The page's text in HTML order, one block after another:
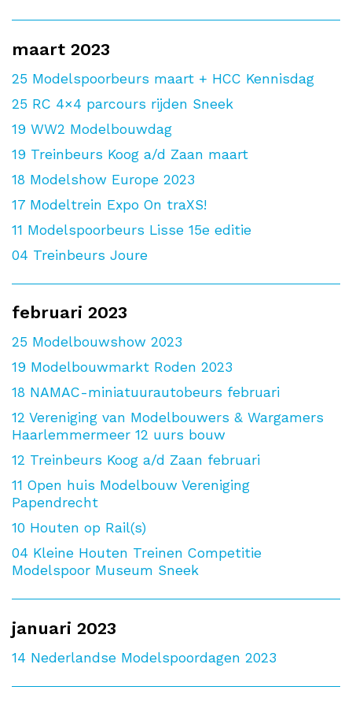
maart 2023
25 Modelspoorbeurs maart + HCC Kennisdag
25 RC 4×4 parcours rijden Sneek
19 WW2 Modelbouwdag
19 Treinbeurs Koog a/d Zaan maart
18 Modelshow Europe 2023
17 Modeltrein Expo On traXS!
11 Modelspoorbeurs Lisse 15e editie
04 Treinbeurs Joure
februari 2023
25 Modelbouwshow 2023
19 Modelbouwmarkt Roden 2023
18 NAMAC-miniatuurautobeurs februari
12 Vereniging van Modelbouwers & Wargamers
Haarlemmermeer 12 uurs bouw
12 Treinbeurs Koog a/d Zaan februari
11 Open huis Modelbouw Vereniging
Papendrecht
10 Houten op Rail(s)
04 Kleine Houten Treinen Competitie
Modelspoor Museum Sneek
januari 2023
14 Nederlandse Modelspoordagen 2023